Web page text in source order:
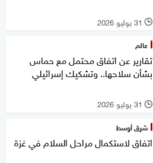
l 31 يوليو 2026
عالم
تقارير عن اتفاق محتمل مع حماس
بشأن سلاحها.. وتشكيك إسرائيلي
l 31 يوليو 2026
شرق أوسط
اتفاق لاستكمال مراحل السلام في غزة